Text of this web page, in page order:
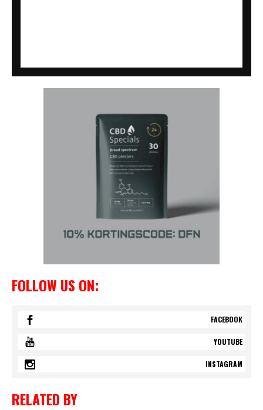
FOLLOW US ON:
FACEBOOK
YOUTUBE
INSTAGRAM
RELATED BY